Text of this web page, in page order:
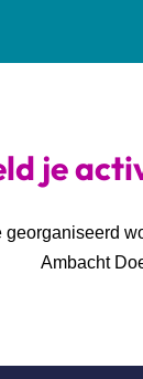
je
Ambacht